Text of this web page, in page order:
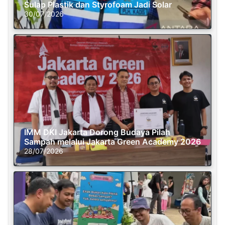
Sulap Plastik dan Styrofoam Jadi Solar
30/07/2026
IMM DKI Jakarta Dorong Budaya Pilah
Sampah melalui Jakarta Green Academy 2026
28/07/2026